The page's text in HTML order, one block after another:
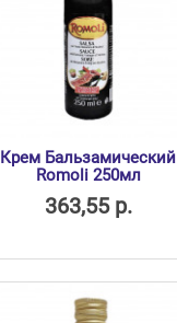
Крем Бальзамический
Romoli 250мл
363,55 р.